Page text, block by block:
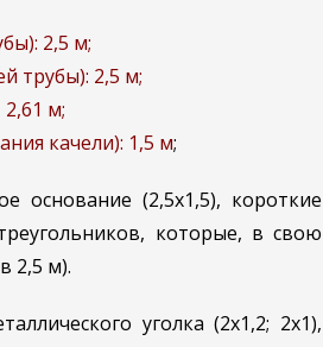
2,5 м;
трубы): 2,5 м;
м;
качели): 1,5 м;
основание (2,5х1,5), короткие
которые, в свою
2,5 м).
уголка (2х1,2; 2х1),